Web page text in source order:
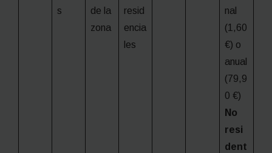
s
de la
zona
resid
encia
les
nal
(1,60
€) o
anual
(79,9
0 €)
No
resi
dent